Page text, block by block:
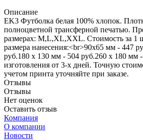
Описание
EK3 Футболка белая 100% хлопок.
полноцветной трансферной печатью.
размерах: M,L,XL,XXL. Стоимость за 1
размера нанесения:<br>90х65 мм - 447
руб.180 х 130 мм - 504 руб.260 х 180 мм
изготовления от 3-х дней. Точную
учетом принта уточняйте при заказе.
Отзывы
Отзывы
Нет оценок
Оставить отзыв
Компания
О компании
Новости